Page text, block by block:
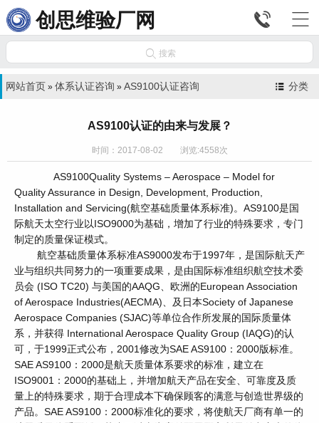
创思维验厂网 

 搜索
分类
网站首页 » 体系认证咨询 » AS9100认证咨询
AS9100认证的由来与发展？
时间：2017-08-02 浏览:4558次
AS9100Quality Systems – Aerospace – Model for
Quality Assurance in Design, Development, Production,
Installation and Servicing(航空基础质量体系标准)。AS9100是国
际航天太空行业以ISO9000为基础，增加了行业的特殊要求，专门
制定的质量保证模式。
航空基础质量体系标准AS9000发布于1997年，是国际航天产
业与组织共同努力的一项重要成果，是由国际标准组织航空技术委
员会 (ISO TC20) 与美国的AAQG、欧洲的European Association
of Aerospace Industries(AECMA)、及日本Society of Japanese
Aerospace Companies (SJAC)等单位合作所发展的国际质量体
系，并获得 International Aerospace Quality Group (IAQG)的认
可，于1999正式公布，2001修改为SAE AS9100：2000版标准。
SAE AS9100：2000是航天质量体系要求的标准，建立在
ISO9001：2000的基础上，并增加航天产品在安全、可靠度及质
量上的特殊要求，期于合理成本下确保顾客的满意与创造世界级的
产品。SAE AS9100：2000标准化的要求，将使航天厂商有单一的